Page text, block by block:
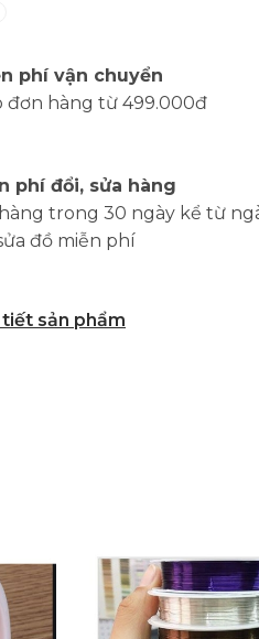
phí vận chuyển
đơn hàng từ 499.000đ
phí đổi, sửa hàng
trong 30 ngày kể từ
đồ miễn phí
sản phẩm